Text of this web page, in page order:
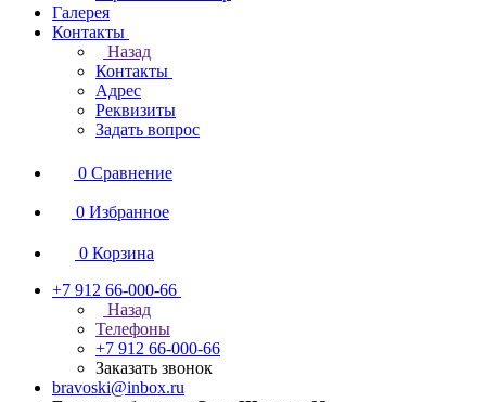
Галерея
Контакты
Назад
Контакты
Адрес
Реквизиты
Задать вопрос
0 Сравнение
0 Избранное
0 Корзина
+7 912 66-000-66
Назад
Телефоны
+7 912 66-000-66
Заказать звонок
bravoski@inbox.ru